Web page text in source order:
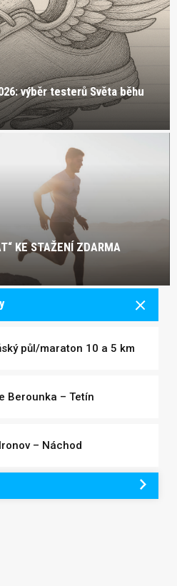
výběr testerů Světa běhu
KE STAŽENÍ ZDARMA
půl/maraton 10 a 5 km
Berounka – Tetín
– Náchod